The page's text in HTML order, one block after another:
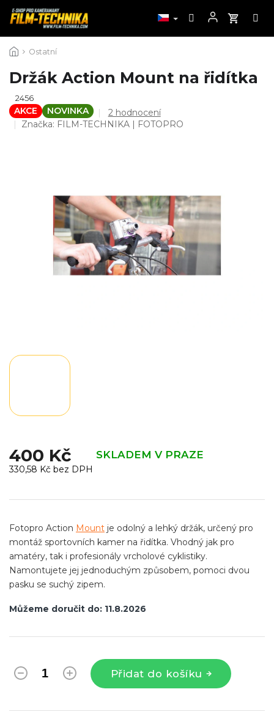
na
Ostatní
Držák Action Mount na řidítka
2456
AKCE NOVINKA
Průměrné
hodnocení
hvězdiček.
2 hodnocení
Značka: FILM-TECHNIKA | FOTOPRO
400 Kč SKLADEM V PRAZE
330,58 Kč bez DPH
cena:
Můžeme doručit do: 11.8.2026
Přidat do košíku
Fotopro Action Mount je odolný a lehký držák, určený pro
montáž sportovních kamer na řidítka. Vhodný jak pro
amatéry, tak i profesionály vrcholové cyklistiky.
Namontujete jej jednoduchým způsobem, pomoci dvou
pasku se suchý zipem.